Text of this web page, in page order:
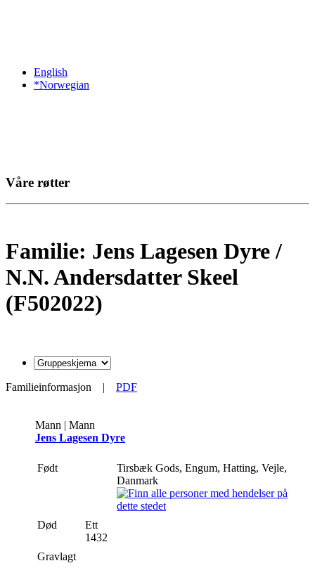
English
*Norwegian
Våre røtter
Familie: Jens Lagesen Dyre /
N.N. Andersdatter Skeel
(F502022)
Familieinformasjon | PDF
Mann | Mann
Jens Lagesen Dyre
Født
Tirsbæk Gods, Engum, Hatting, Vejle,
Danmark
Død
Ett
1432
Gravlagt